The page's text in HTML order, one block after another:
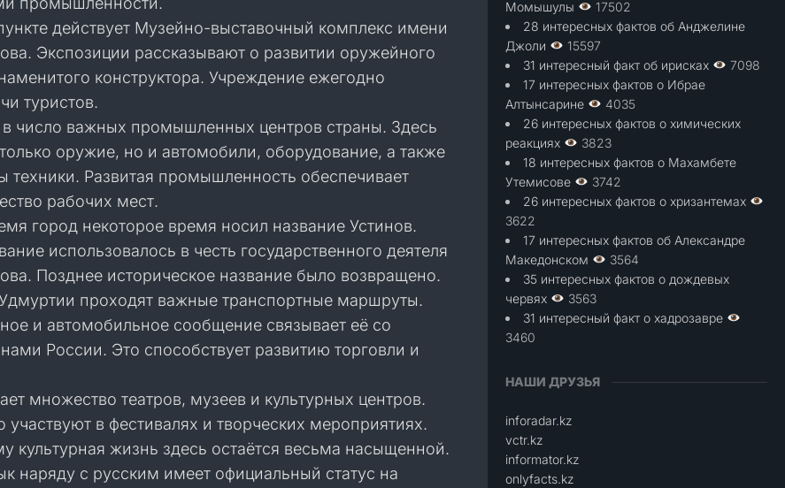
действует Музейно-выставочный комплекс имени
Экспозиции рассказывают о развитии оружейного
конструктора. Учреждение ежегодно
туристов.
число важных промышленных центров страны. Здесь
оружие, но и автомобили, оборудование, а также
техники. Развитая промышленность обеспечивает
рабочих мест.
город некоторое время носил название Устинов.
использовалось в честь государственного деятеля
Позднее историческое название было возвращено.
проходят важные транспортные маршруты.
и автомобильное сообщение связывает её со
России. Это способствует развитию торговли и
множество театров, музеев и культурных центров.
участвуют в фестивалях и творческих мероприятиях.
культурная жизнь здесь остаётся весьма насыщенной.
наряду с русским имеет официальный статус на
Момышулы
17502
28 интересных фактов об Анджелине
Джоли
15597
31 интересный факт об ирисках
7098
17 интересных фактов о Ибрае
Алтынсарине
4035
26 интересных фактов о химических
реакциях
3823
18 интересных фактов о Махамбете
Утемисове
3742
26 интересных фактов о хризантемах
3622
17 интересных фактов об Александре
Македонском
3564
35 интересных фактов о дождевых
червях
3563
31 интересный факт о хадрозавре
3460
НАШИ ДРУЗЬЯ
inforadar.kz
vctr.kz
informator.kz
onlyfacts.kz